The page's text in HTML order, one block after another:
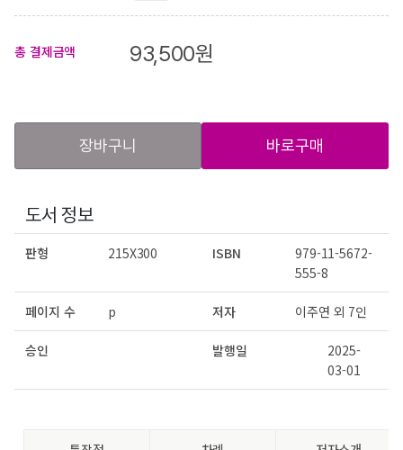
총 결제금액 93,500원
장바구니 바로구매
도서 정보
판형 215X300 ISBN
979-11-5672-
555-8
페이지 수 p 저자 이주연 외 7인
승인 발행일
2025-
03-01